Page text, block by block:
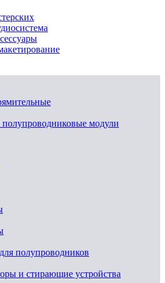
модули
полупроводников
и стирающие устройства